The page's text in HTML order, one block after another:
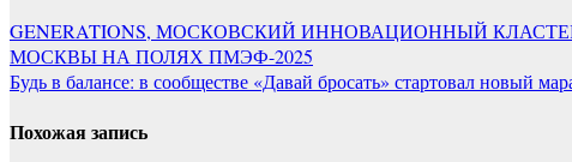
Навигация
по
записям
GENERATIONS, МОСКОВСКИЙ ИННОВАЦИОННЫЙ
МОСКВЫ НА ПОЛЯХ ПМЭФ-2025
Будь в балансе: в сообществе «Давай бросать» стартовал новый
Похожая запись